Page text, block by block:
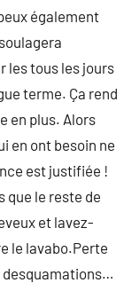
également
les tous les jours
terme. Ça rend
en plus. Alors
en ont besoin ne
est justifiée !
que le reste de
et lavez-
le lavabo.Perte
desquamations…